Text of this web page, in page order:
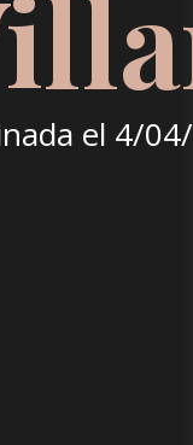
el 4/